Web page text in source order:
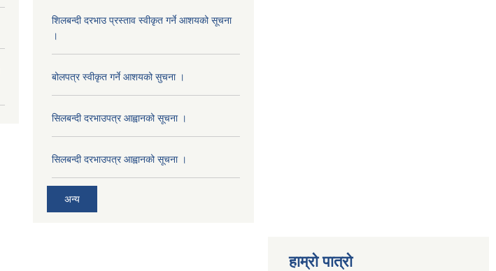
शिलबन्दी दरभाउ प्रस्ताव स्वीकृत गर्ने आशयको सूचना
।
बोलपत्र स्वीकृत गर्ने आशयको सुचना ।
सिलबन्दी दरभाउपत्र आह्वानको सूचना ।
सिलबन्दी दरभाउपत्र आह्वानको सूचना ।
अन्य
हाम्रो पात्रो